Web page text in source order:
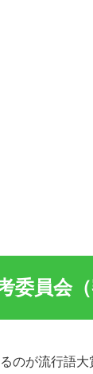
委員会
のが流行語大